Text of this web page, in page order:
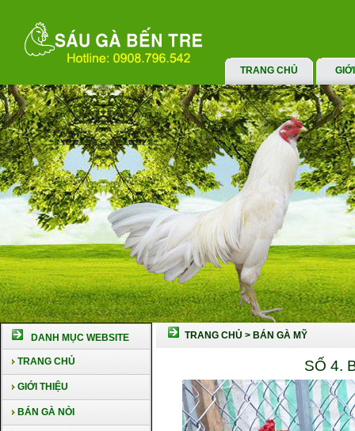
TRANG CHỦ
DANH MỤC WEBSITE
TRANG CHỦ
GIỚI THIỆU
BÁN GÀ NÒI
TRANG CHỦ > BÁN GÀ MỸ
SỐ 4.